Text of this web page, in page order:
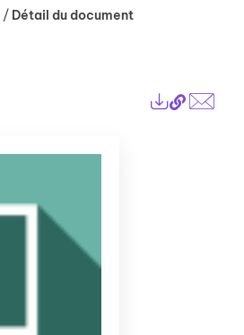
/ Détail du document
Lien